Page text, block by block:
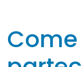
Giorni e orari:
Informazioni
3273276898
Come